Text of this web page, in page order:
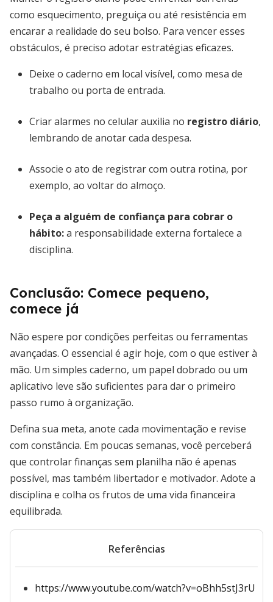
como esquecimento, preguiça ou até resistência em
encarar a realidade do seu bolso. Para vencer esses
obstáculos, é preciso adotar estratégias eficazes.
Deixe o caderno em local visível, como mesa de
trabalho ou porta de entrada.
Criar alarmes no celular auxilia no registro diário,
lembrando de anotar cada despesa.
Associe o ato de registrar com outra rotina, por
exemplo, ao voltar do almoço.
Peça a alguém de confiança para cobrar o
hábito:a responsabilidade externa fortalece a
disciplina.
Conclusão: Comece pequeno,
comece já
Não espere por condições perfeitas ou ferramentas
avançadas. O essencial é agir hoje, com o que estiver à
mão. Um simples caderno, um papel dobrado ou um
aplicativo leve são suficientes para dar o primeiro
passo rumo à organização.
Defina sua meta, anote cada movimentação e revise
com constância. Em poucas semanas, você perceberá
que controlar finanças sem planilha não é apenas
possível, mas também libertador e motivador. Adote a
disciplina e colha os frutos de uma vida financeira
equilibrada.
Referências
https://www.youtube.com/watch?v=oBhh5stJ3rU